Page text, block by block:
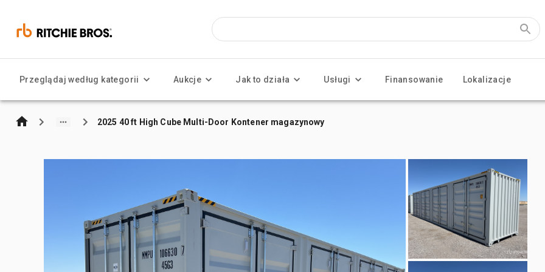
Przeglądaj według kategorii Aukcje Jak to działa Usługi Finansowanie Lokalizacje
2025 40 ft High Cube Multi-Door Kontener magazynowy